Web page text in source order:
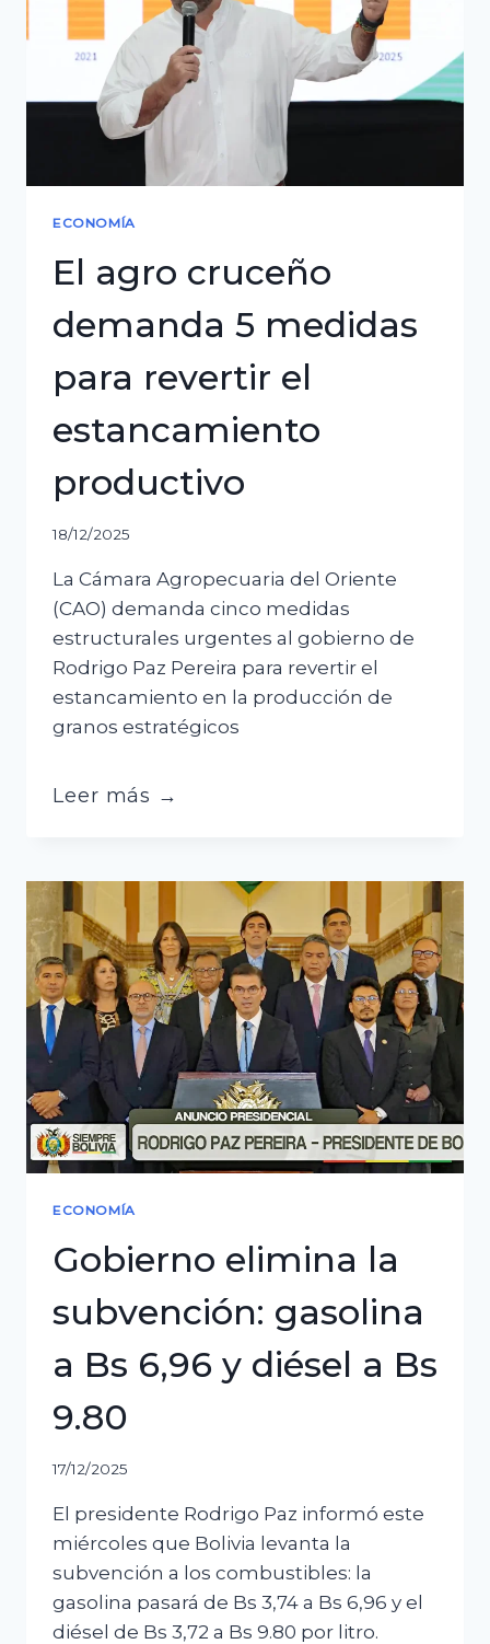
Gobierno
para
abrogar
decreto
ECONOMÍA
El agro cruceño
demanda 5 medidas
para revertir el
estancamiento
productivo
18/12/2025
La Cámara Agropecuaria del Oriente
(CAO) demanda cinco medidas
estructurales urgentes al gobierno de
Rodrigo Paz Pereira para revertir el
estancamiento en la producción de
granos estratégicos
Leer más →
El
demanda
5
medidas
para
revertir
el
estancamiento
productivo
ECONOMÍA
Gobierno elimina la
subvención: gasolina
a Bs 6,96 y diésel a Bs
9.80
17/12/2025
El presidente Rodrigo Paz informó este
miércoles que Bolivia levanta la
subvención a los combustibles: la
gasolina pasará de Bs 3,74 a Bs 6,96 y el
diésel de Bs 3,72 a Bs 9.80 por litro.